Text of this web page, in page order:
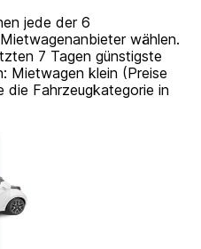
jede der 6
wählen.
7 Tagen günstigste
Mietwagen klein (Preise
Fahrzeugkategorie in